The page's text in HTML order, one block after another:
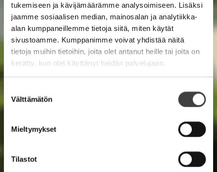
tukemiseen ja kävijämäärämme analysoimiseen. Lisäksi
jaamme sosiaalisen median, mainosalan ja analytiikka-
alan kumppaneillemme tietoja siitä, miten käytät
sivustoamme. Kumppanimme voivat yhdistää näitä
tietoja muihin tietoihin, joita olet antanut heille tai joita on
kerätty, kun olet käyttänyt heidän palvelujaan.
valinta
Välttämätön
Mieltymykset
Tilastot